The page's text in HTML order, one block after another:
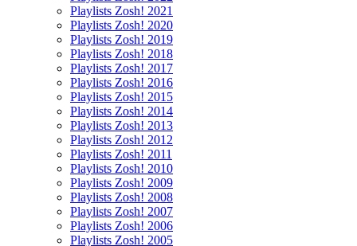
Playlists Zosh! 2021
Playlists Zosh! 2020
Playlists Zosh! 2019
Playlists Zosh! 2018
Playlists Zosh! 2017
Playlists Zosh! 2016
Playlists Zosh! 2015
Playlists Zosh! 2014
Playlists Zosh! 2013
Playlists Zosh! 2012
Playlists Zosh! 2011
Playlists Zosh! 2010
Playlists Zosh! 2009
Playlists Zosh! 2008
Playlists Zosh! 2007
Playlists Zosh! 2006
Playlists Zosh! 2005